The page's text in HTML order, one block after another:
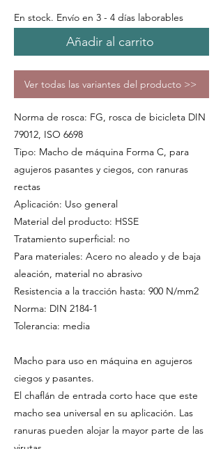
En stock. Envío en 3 - 4 días laborables
Añadir al carrito
Ver todas las variantes del producto >>
Norma de rosca: FG, rosca de bicicleta DIN
79012, ISO 6698
Tipo: Macho de máquina Forma C, para
agujeros pasantes y ciegos, con ranuras
rectas
Aplicación: Uso general
Material del producto: HSSE
Tratamiento superficial: no
Para materiales: Acero no aleado y de baja
aleación, material no abrasivo
Resistencia a la tracción hasta: 900 N/mm2
Norma: DIN 2184-1
Tolerancia: media
Macho para uso en máquina en agujeros
ciegos y pasantes.
El chaflán de entrada corto hace que este
macho sea universal en su aplicación. Las
ranuras pueden alojar la mayor parte de las